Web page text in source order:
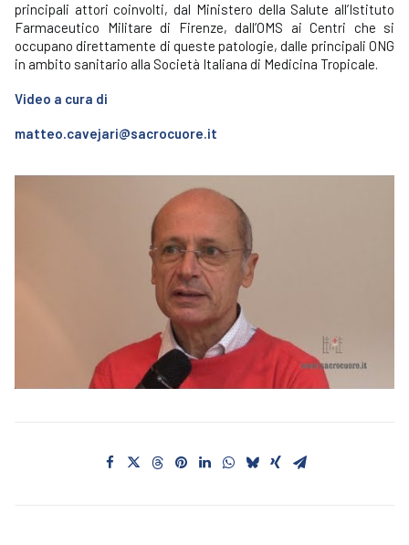
principali attori coinvolti, dal Ministero della Salute all’Istituto
Farmaceutico Militare di Firenze, dall’OMS ai Centri che si
occupano direttamente di queste patologie, dalle principali ONG
in ambito sanitario alla Società Italiana di Medicina Tropicale.
Video a cura di
matteo.cavejari@sacrocuore.it